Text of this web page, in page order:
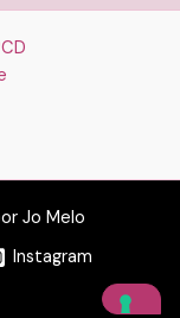
Jo Melo
Instagram